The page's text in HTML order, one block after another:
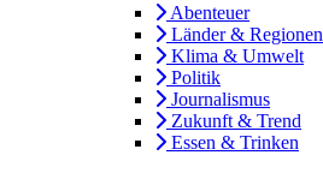
Abenteuer
Länder & Regionen
Klima & Umwelt
Politik
Journalismus
Zukunft & Trend
Essen & Trinken